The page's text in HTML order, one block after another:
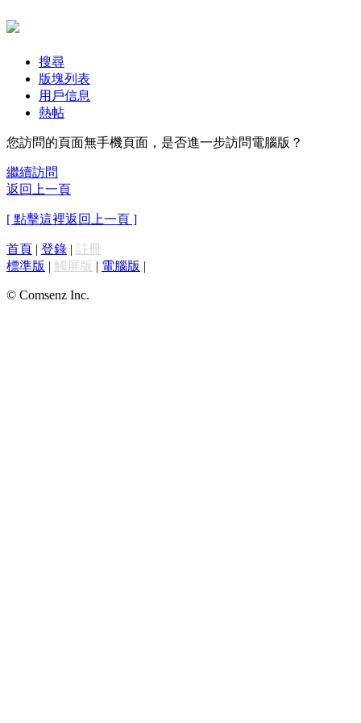
搜尋
版塊列表
用戶信息
熱帖
您訪問的頁面無手機頁面，是否進一步訪問電腦版？
繼續訪問
返回上一頁
[ 點擊這裡返回上一頁 ]
首頁 | 登錄 | 註冊
標準版 | 觸屏版 | 電腦版 |
© Comsenz Inc.